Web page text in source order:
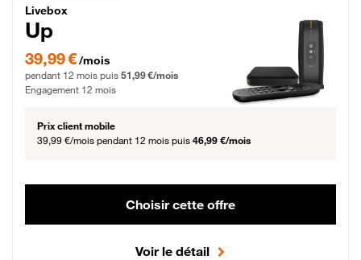
Livebox Up Fibre
Livebox
Up
39,99 € par mois pendant 12 mois puis 51,99 € par mois, Engagement 12 mois
39,99 €/mois
pendant 12 mois puis 51,99 €/mois
Engagement 12 mois
Prix client mobile
39,99 €/mois pendant 12 mois puis 46,99 €/mois
Choisir cette offre
Voir le détail